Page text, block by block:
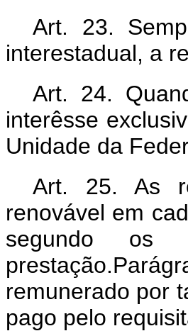
Art. 23.
interestadual, a
Art. 24.
interêsse
Unidade da
Art. 25. As
renovável em
segundo os
remunerado por
pago pelo